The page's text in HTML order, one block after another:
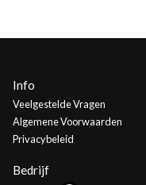
Info
Veelgestelde Vragen
Algemene Voorwaarden
Privacybeleid
Bedrijf